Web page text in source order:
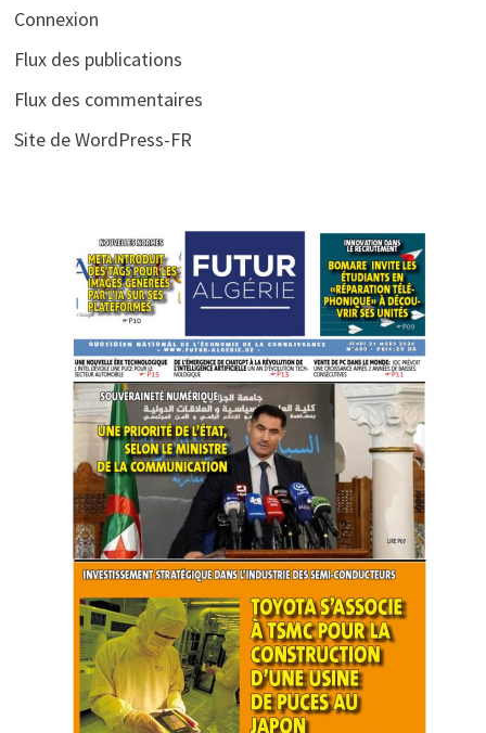
Connexion
Flux des publications
Flux des commentaires
Site de WordPress-FR